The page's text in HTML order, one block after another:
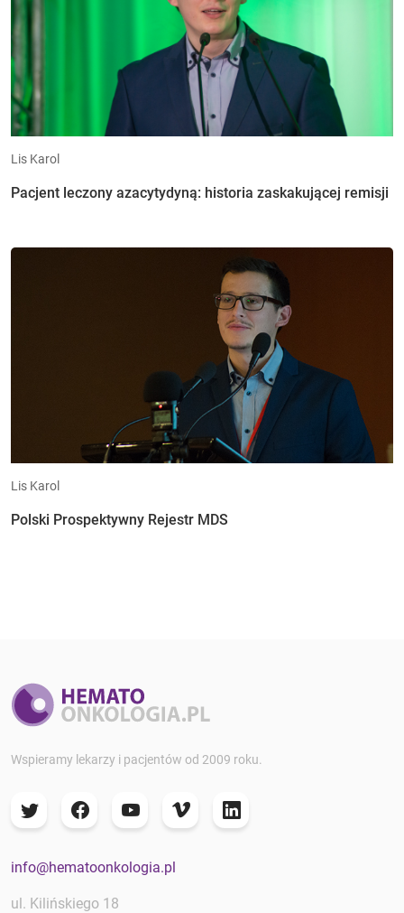
Lis Karol
Pacjent leczony azacytydyną: historia zaskakującej remisji
Lis Karol
Polski Prospektywny Rejestr MDS
Wspieramy lekarzy i pacjentów od 2009 roku.
info@hematoonkologia.pl
ul. Kilińskiego 18